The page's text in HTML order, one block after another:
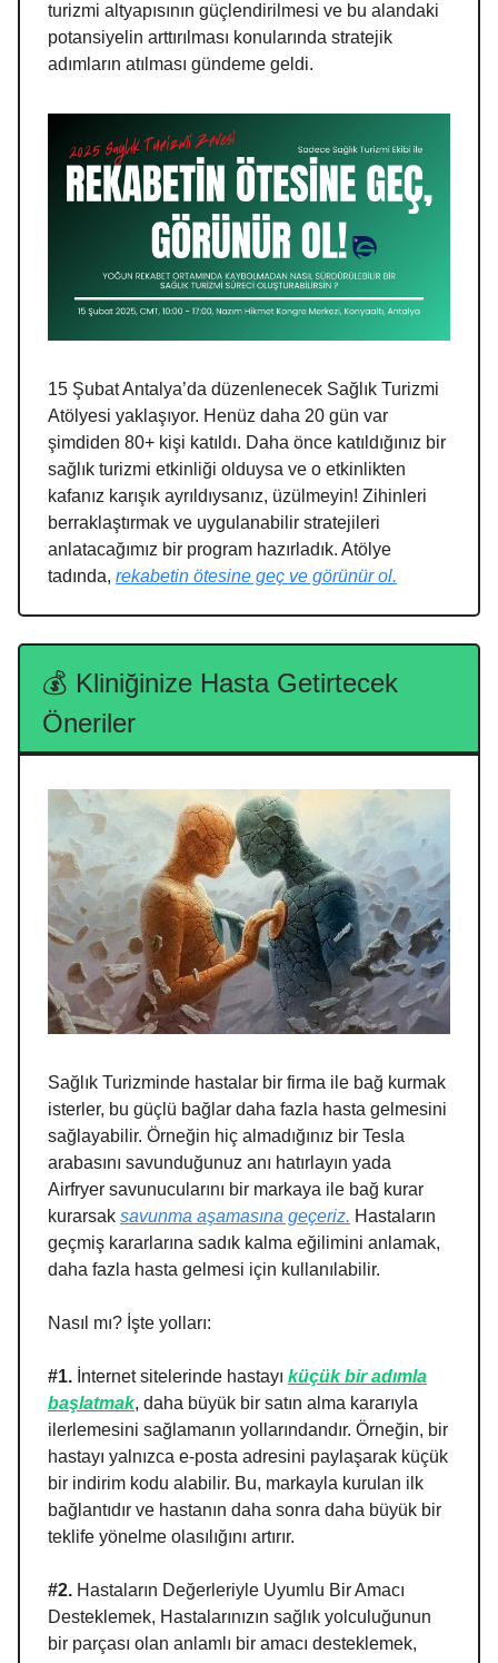
turizmi altyapısının güçlendirilmesi ve bu alandaki
potansiyelin arttırılması konularında stratejik
adımların atılması gündeme geldi.
15 Şubat Antalya’da düzenlenecek Sağlık Turizmi
Atölyesi yaklaşıyor. Henüz daha 20 gün var
şimdiden 80+ kişi katıldı. Daha önce katıldığınız bir
sağlık turizmi etkinliği olduysa ve o etkinlikten
kafanız karışık ayrıldıysanız, üzülmeyin! Zihinleri
berraklaştırmak ve uygulanabilir stratejileri
anlatacağımız bir program hazırladık. Atölye
tadında, rekabetin ötesine geç ve görünür ol.
💰 Kliniğinize Hasta Getirtecek
Öneriler
Sağlık Turizminde hastalar bir firma ile bağ kurmak
isterler, bu güçlü bağlar daha fazla hasta gelmesini
sağlayabilir. Örneğin hiç almadığınız bir Tesla
arabasını savunduğunuz anı hatırlayın yada
Airfryer savunucularını bir markaya ile bağ kurar
kurarsak savunma aşamasına geçeriz. Hastaların
geçmiş kararlarına sadık kalma eğilimini anlamak,
daha fazla hasta gelmesi için kullanılabilir.
Nasıl mı? İşte yolları:
#1. İnternet sitelerinde hastayı küçük bir adımla
başlatmak, daha büyük bir satın alma kararıyla
ilerlemesini sağlamanın yollarındandır. Örneğin, bir
hastayı yalnızca e-posta adresini paylaşarak küçük
bir indirim kodu alabilir. Bu, markayla kurulan ilk
bağlantıdır ve hastanın daha sonra daha büyük bir
teklife yönelme olasılığını artırır.
#2. Hastaların Değerleriyle Uyumlu Bir Amacı
Desteklemek, Hastalarınızın sağlık yolculuğunun
bir parçası olan anlamlı bir amacı desteklemek,